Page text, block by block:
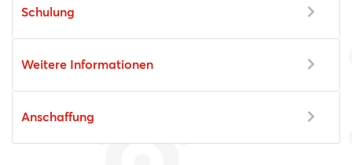
Schulung
Weitere Informationen
Anschaffung